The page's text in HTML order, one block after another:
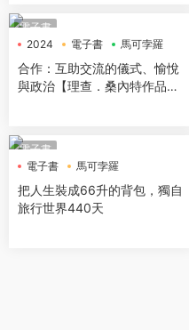
電子書
2024
電子書 馬可孛羅
合作：互助交流的儀式、愉悅
與政治【理查．桑內特作品集
電子書
電子書
馬可孛羅
把人生裝成66升的背包，獨自
旅行世界440天